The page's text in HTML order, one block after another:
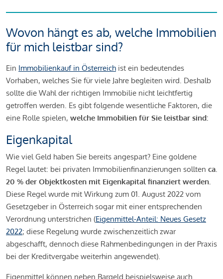
Wovon hängt es ab, welche Immobilien
für mich leistbar sind?
Ein Immobilienkauf in Österreich ist ein bedeutendes
Vorhaben, welches Sie für viele Jahre begleiten wird. Deshalb
sollte die Wahl der richtigen Immobilie nicht leichtfertig
getroffen werden. Es gibt folgende wesentliche Faktoren, die
eine Rolle spielen, welche Immobilien für Sie leistbar sind:
Eigenkapital
Wie viel Geld haben Sie bereits angespart? Eine goldene
Regel lautet: bei privaten Immobilienfinanzierungen sollten ca.
20 % der Objektkosten mit Eigenkapital finanziert werden.
Diese Regel wurde mit Wirkung zum 01. August 2022 vom
Gesetzgeber in Österreich sogar mit einer entsprechenden
Verordnung unterstrichen (Eigenmittel-Anteil: Neues Gesetz
2022; diese Regelung wurde zwischenzeitlich zwar
abgeschafft, dennoch diese Rahmenbedingungen in der Praxis
bei der Kreditvergabe weiterhin angewendet).
Eigenmittel können neben Bargeld beispielsweise auch